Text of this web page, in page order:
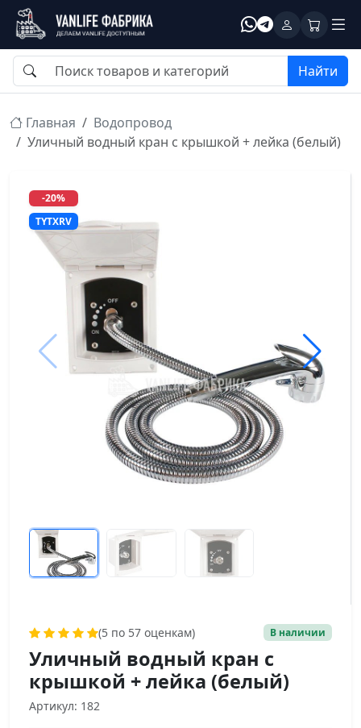
Найти
Главная
Водопровод
Уличный водный кран с крышкой + лейка (белый)
-20%
TYTXRV
(5 по 57 оценкам) В наличии
Уличный водный кран с
крышкой + лейка (белый)
Артикул: 182